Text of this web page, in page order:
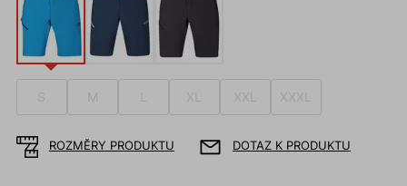
S M XL XXL XXXL
ROZMĚRY PRODUKTU DOTAZ K PRODUKTU